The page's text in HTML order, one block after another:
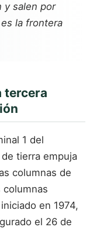
y salen por
la frontera
tercera
1 del
tierra empuja
columnas de
columnas
en 1974,
el 26 de